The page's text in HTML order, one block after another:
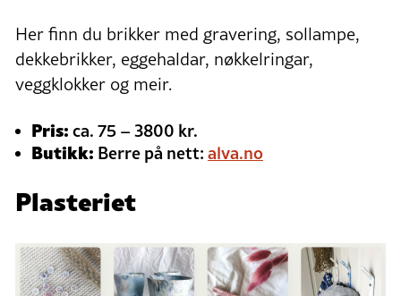
Her finn du brikker med gravering, sollampe,
dekkebrikker, eggehaldar, nøkkelringar,
veggklokker og meir.
Pris:ca. 75 – 3800 kr.
Butikk: Berre på nett:alva.no
Plasteriet